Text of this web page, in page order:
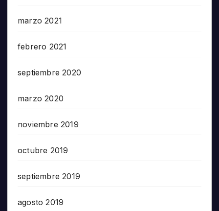
marzo 2021
febrero 2021
septiembre 2020
marzo 2020
noviembre 2019
octubre 2019
septiembre 2019
agosto 2019